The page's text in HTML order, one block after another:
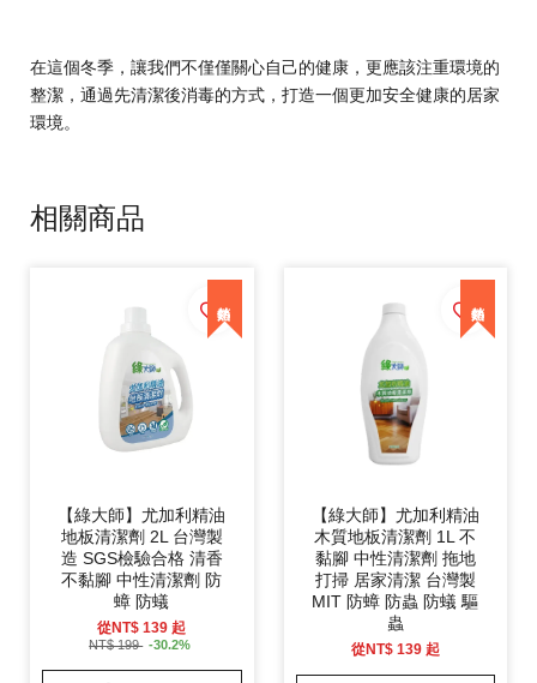
在這個冬季，讓我們不僅僅關心自己的健康，更應該注重環境的
整潔，通過先清潔後消毒的方式，打造一個更加安全健康的居家
環境。
相關商品
【綠大師】尤加利精油
地板清潔劑 2L 台灣製
造 SGS檢驗合格 清香
不黏腳 中性清潔劑 防
蟑 防蟻
從NT$ 139起
NT$ 199 -30.2%
【綠大師】尤加利精油
木質地板清潔劑 1L 不
黏腳 中性清潔劑 拖地
打掃 居家清潔 台灣製
MIT 防蟑 防蟲 防蟻 驅
蟲
從NT$ 139 起